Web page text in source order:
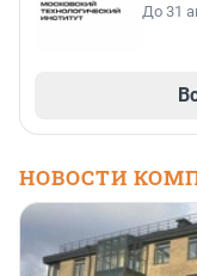
До 31
НОВОСТИ